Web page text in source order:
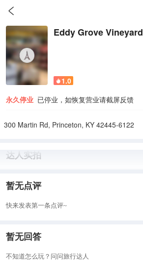

Eddy Grove Vineyard
 1.0
永久停业 已停业，如恢复营业请截屏反馈
300 Martin Rd, Princeton, KY 42445-6122
达人实拍
暂无点评
快来发表第一条点评~
暂无回答
不知道怎么玩？问问旅行达人